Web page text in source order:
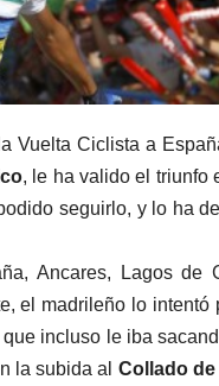
Vuelta Ciclista a
, le ha valido el triunfo
seguirlo, y lo ha
Ancares, Lagos de
el madrileño lo
incluso le iba
la subida al Collado de